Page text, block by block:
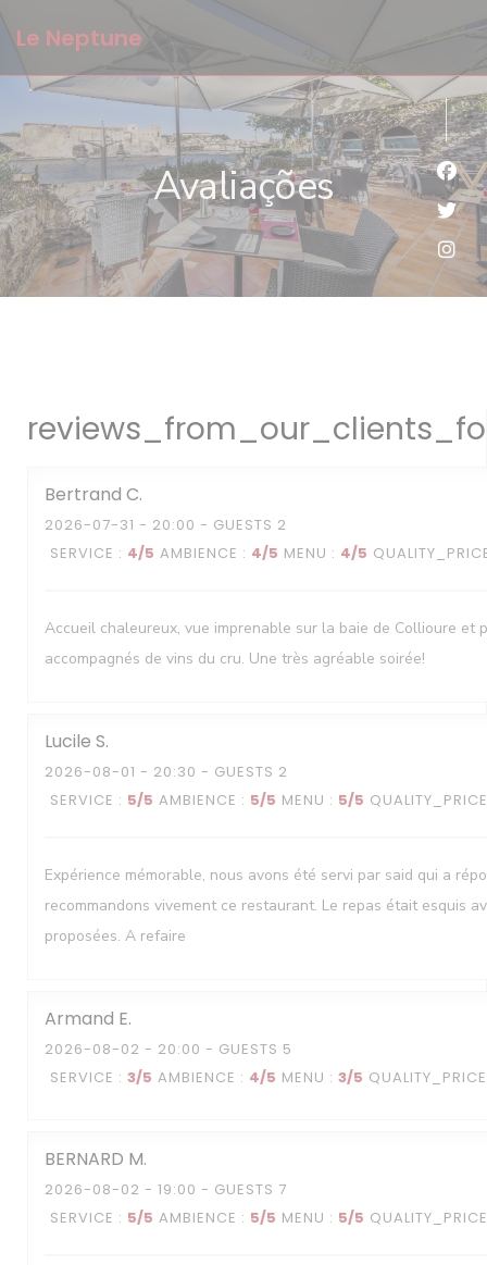
Le Neptune
Avaliações
Bertrand C
2026-07-31 - 20:00 - GUESTS 2
SERVICE : 4/5 AMBIENCE : 4/5 MENU : 4/5
Accueil chaleureux, vue imprenable sur la baie de Collioure et
accompagnés de vins du cru. Une très agréable soirée!
Lucile S
2026-08-01 - 20:30 - GUESTS 2
SERVICE : 5/5 AMBIENCE : 5/5 MENU : 5/5 QUALITY_PRICE
Expérience mémorable, nous avons été servi par said qui a
recommandons vivement ce restaurant. Le repas était esquis
proposées. A refaire
Armand E
2026-08-02 - 20:00 - GUESTS 5
SERVICE : 3/5 AMBIENCE : 4/5 MENU : 3/5 QUALITY_PRICE
BERNARD M
2026-08-02 - 19:00 - GUESTS 7
SERVICE : 5/5 AMBIENCE : 5/5 MENU : 5/5 QUALITY_PRICE